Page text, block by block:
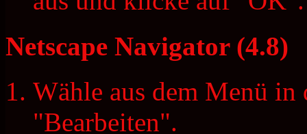
Netscape Navigator (4.8)
Wähle aus dem Menü
"Bearbeiten".